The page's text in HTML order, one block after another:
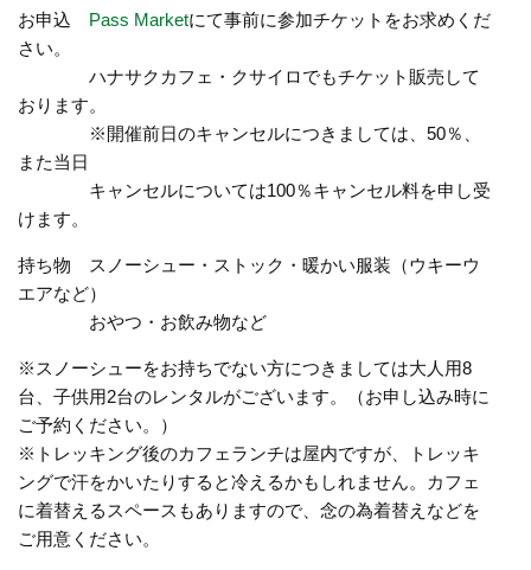
お申込 Pass Marketにて事前に参加チケットをお求めくだ
さい。
ハナサクカフェ・クサイロでもチケット販売して
おります。
※開催前日のキャンセルにつきましては、50％、
また当日
キャンセルについては100％キャンセル料を申し受
けます。
持ち物 スノーシュー・ストック・暖かい服装（ウキーウ
エアなど）
おやつ・お飲み物など
※スノーシューをお持ちでない方につきましては大人用8
台、子供用2台のレンタルがございます。（お申し込み時に
ご予約ください。）
※トレッキング後のカフェランチは屋内ですが、トレッキ
ングで汗をかいたりすると冷えるかもしれません。カフェ
に着替えるスペースもありますので、念の為着替えなどを
ご用意ください。